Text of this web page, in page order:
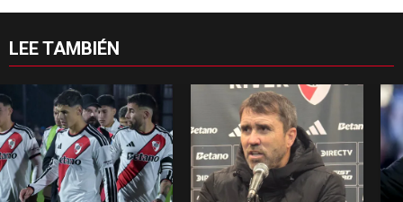
LEE TAMBIÉN